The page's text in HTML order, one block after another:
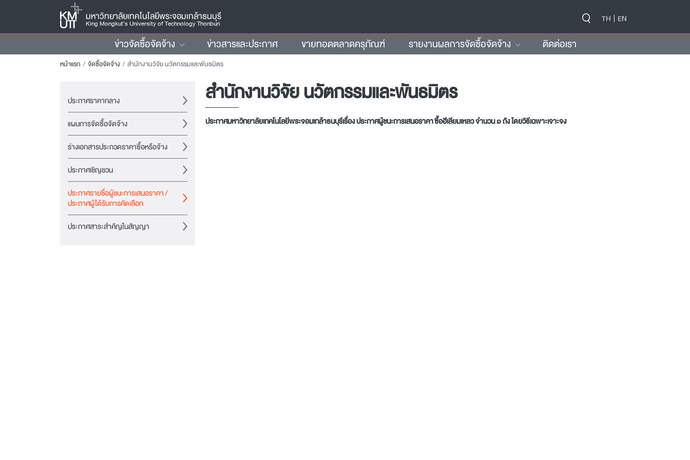
มหาวิทยาลัยเทคโนโลยีพระจอมเกล้าธนบุรี
King Mongkut’s University of Technology Thonburi
TH
EN
ข่าวจัดซื้อจัดจ้าง ข่าวสารและประกาศ ขายทอดตลาดครุภัณฑ์ รายงานผลการจัดซื้อจัดจ้าง ติดต่อเรา
หน้าแรก จัดซื้อจัดจ้าง สำนักงานวิจัย นวัตกรรมและพันธมิตร
ประกาศราคากลาง
แผนการจัดซื้อจัดจ้าง
ร่างเอกสารประกวดราคาซื้อหรือจ้าง
ประกาศเชิญชวน
ประกาศรายชื่อผู้ชนะการเสนอราคา /
ประกาศผู้ได้รับการคัดเลือก
ประกาศสาระสำคัญในสัญญา
สำนักงานวิจัย นวัตกรรมและพันธมิตร
ประกาศมหาวิทยาลัยเทคโนโลยีพระจอมเกล้าธนบุรีเรื่อง ประกาศผู้ชนะการเสนอราคา ซื้อฮีเลียมเหลว จำนวน ๑ ถัง โดยวิธีเฉพาะเจาะจง